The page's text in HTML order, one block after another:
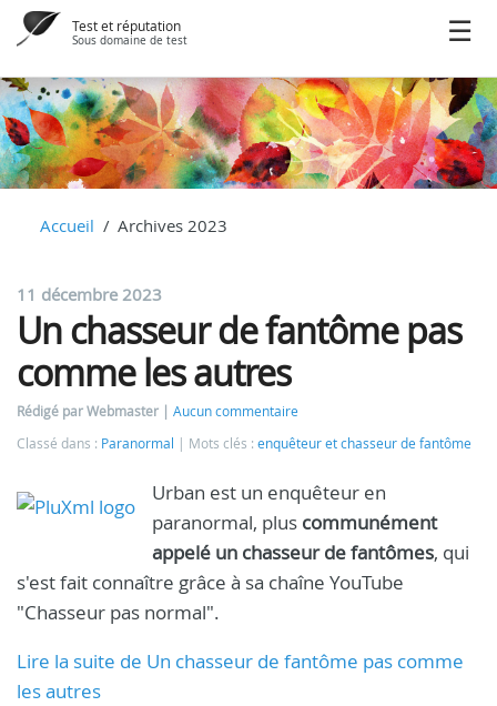
Test et réputation
Sous domaine de test
Accueil Archives 2023
11 décembre 2023
Un chasseur de fantôme pas
comme les autres
Rédigé par Webmaster
Aucun commentaire
Classé dans : Paranormal Mots clés : enquêteur et chasseur de fantôme
Urban est un enquêteur en
paranormal, plus communément
appelé un chasseur de fantômes, qui
s'est fait connaître grâce à sa chaîne YouTube
"Chasseur pas normal".
Lire la suite de Un chasseur de fantôme pas comme
les autres